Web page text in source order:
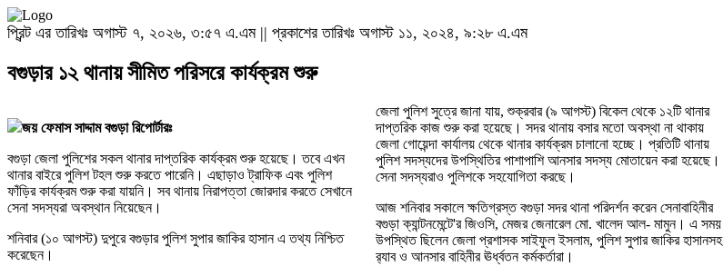
প্রিন্ট এর তারিখঃ অগাস্ট ৭, ২০২৬, ৩:৫৭ এ.এম || প্রকাশের তারিখঃ অগাস্ট ১১, ২০২৪, ৯:২৮ এ.এম
বগুড়ার ১২ থানায় সীমিত পরিসরে কার্যক্রম শুরু
জয় ফেমাস সাদ্দাম বগুড়া রিপোর্টারঃ
বগুড়া জেলা পুলিশের সকল থানার দাপ্তরিক কার্যক্রম শুরু হয়েছে। তবে এখন
থানার বাইরে পুলিশ টহল শুরু করতে পারেনি। এছাড়াও ট্রাফিক এবং পুলিশ
ফাঁড়ির কার্যক্রম শুরু করা যায়নি। সব থানায় নিরাপত্তা জোরদার করতে সেখানে
সেনা সদস্যরা অবস্থান নিয়েছেন।
শনিবার (১০ আগস্ট) দুপুরে বগুড়ার পুলিশ সুপার জাকির হাসান এ তথ্য নিশ্চিত
করেছেন।
জেলা পুলিশ সুত্রে জানা যায়, শুক্রবার (৯ আগস্ট) বিকেল থেকে ১২টি থানার
দাপ্তরিক কাজ শুরু করা হয়েছে। সদর থানায় বসার মতো অবস্থা না থাকায়
জেলা গোয়েন্দা কার্যালয় থেকে থানার কার্যক্রম চালানো হচ্ছে। প্রতিটি থানায়
পুলিশ সদস্যদের উপস্থিতির পাশাপাশি আনসার সদস্য মোতায়েন করা হয়েছে।
সেনা সদস্যরাও পুলিশকে সহযোগিতা করছে।
আজ শনিবার সকালে ক্ষতিগ্রস্ত বগুড়া সদর থানা পরিদর্শন করেন সেনাবাহিনীর
বগুড়া ক্যান্টনমেন্টে'র জিওসি, মেজর জেনারেল মো. খালেদ আল- মামুন। এ সময়
উপস্থিত ছিলেন জেলা প্রশাসক সাইফুল ইসলাম, পুলিশ সুপার জাকির হাসানসহ
র‌্যাব ও ‍আনসার বাহিনীর ঊর্ধ্বতন কর্মকর্তারা।